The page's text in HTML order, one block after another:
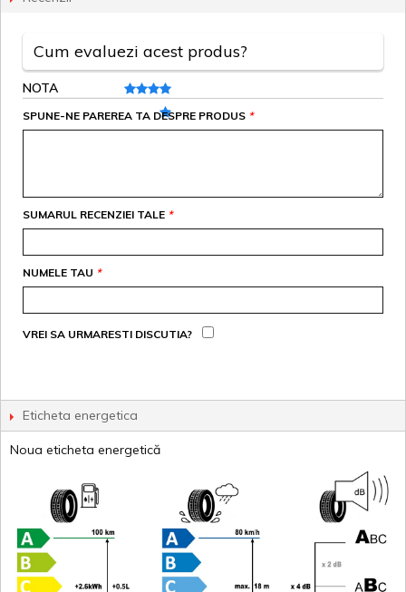
Cum evaluezi acest produs?
NOTA
*
SPUNE-NE PAREREA TA DESPRE PRODUS
*
SUMARUL RECENZIEI TALE
*
NUMELE TAU
VREI SA URMARESTI DISCUTIA?
Eticheta energetica
Noua eticheta energetică